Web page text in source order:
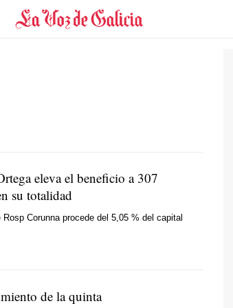
eleva el beneficio a 307
su totalidad
Corunna procede del 5,05 % del capital
de la quinta